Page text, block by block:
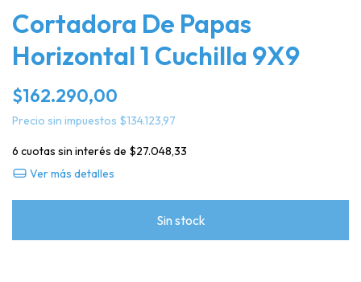
Cortadora De Papas
Horizontal 1 Cuchilla 9X9
$162.290,00
Precio sin impuestos $134.123,97
6 cuotas sin interés de $27.048,33
Ver más detalles